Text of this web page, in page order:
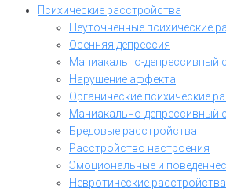
Психические расстройства
Неуточненные психические
Осенняя депрессия
Маниакально-депрессивный
Нарушение аффекта
Органические психические
Маниакально-депрессивный
Бредовые расстройства
Расстройство настроения
Эмоциональные и
Невротические расстройства